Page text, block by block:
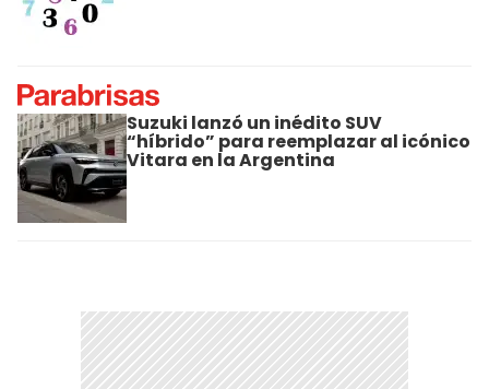
Suzuki lanzó un inédito SUV
“híbrido” para reemplazar al icónico
Vitara en la Argentina